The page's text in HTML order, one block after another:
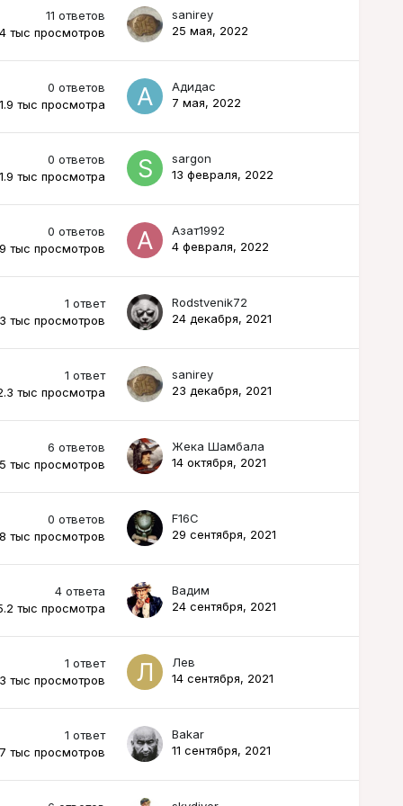
11 ответов
тыс просмотров
sanirey
25 мая, 2022
0 ответов
1.9 тыс просмотра
Адидас
7 мая, 2022
0 ответов
1.9 тыс просмотра
sargon
13 февраля, 2022
0 ответов
тыс просмотров
Азат1992
4 февраля, 2022
1 ответ
тыс просмотров
Rodstvenik72
24 декабря, 2021
1 ответ
тыс просмотра
sanirey
23 декабря, 2021
6 ответов
тыс просмотров
Жека Шамбала
14 октября, 2021
0 ответов
тыс просмотров
F16C
29 сентября, 2021
4 ответа
тыс просмотра
Вадим
24 сентября, 2021
1 ответ
тыс просмотров
Лев
14 сентября, 2021
1 ответ
тыс просмотров
Bakar
11 сентября, 2021